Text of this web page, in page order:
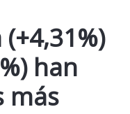
han
más